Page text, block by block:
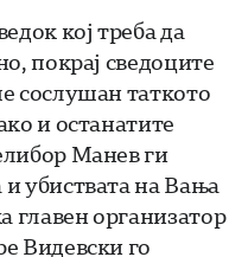
кој треба да
покрај сведоците
сослушан таткото
и останатите
Манев ги
убиствата на Вања
главен организатор
Видевски го